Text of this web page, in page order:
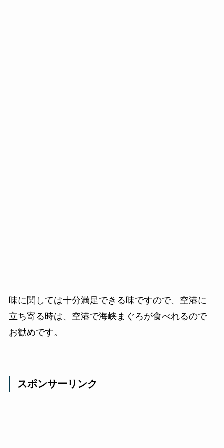
味に関しては十分満足できる味ですので、空港に
立ち寄る時は、空港で海峡まぐろが食べれるので
お勧めです。
スポンサーリンク